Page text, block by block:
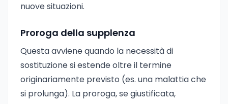
nuove situazioni.
Proroga della supplenza
Questa avviene quando la necessità di
sostituzione si estende oltre il termine
originariamente previsto (es. una malattia che
si prolunga). La proroga, se giustificata,